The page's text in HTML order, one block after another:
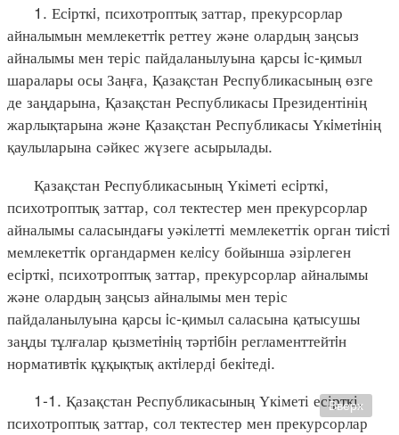
1. Есiрткi, психотроптық заттар, прекурсорлар
айналымын мемлекеттiк реттеу және олардың заңсыз
айналымы мен теріс пайдаланылуына қарсы iс-қимыл
шаралары осы Заңға, Қазақстан Республикасының өзге
де заңдарына, Қазақстан Республикасы Президентінің
жарлықтарына және Қазақстан Республикасы Үкiметiнің
қаулыларына сәйкес жүзеге асырылады.
Қазақстан Республикасының Үкіметі есiрткi,
психотроптық заттар, сол тектестер мен прекурсорлар
айналымы саласындағы уәкілетті мемлекеттік орган тиiстi
мемлекеттiк органдармен келiсу бойынша әзірлеген
есiрткi, психотроптық заттар, прекурсорлар айналымы
және олардың заңсыз айналымы мен теріс
пайдаланылуына қарсы iс-қимыл саласына қатысушы
заңды тұлғалар қызметiнiң тәртiбiн регламенттейтiн
нормативтiк құқықтық актiлердi бекiтедi.
1-1. Қазақстан Республикасының Үкіметі есірткі,
психотроптық заттар, сол тектестер мен прекурсорлар
Вверх